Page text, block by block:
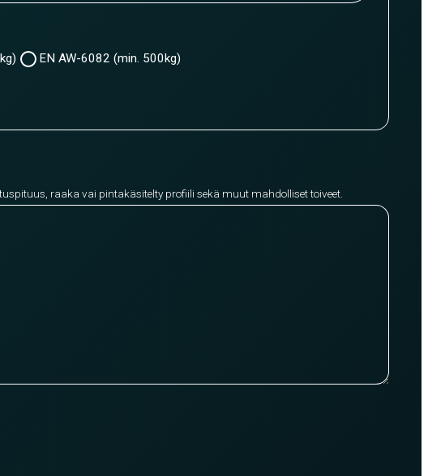
EN AW-6082 (min. 500kg)
raaka vai pintakäsitelty profiili sekä muut mahdolliset toiveet.